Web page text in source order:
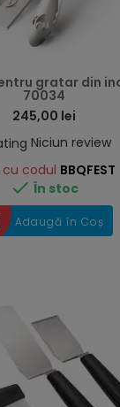
gratar din
70034
245,00 lei
Niciun review
cu codul BBQFEST
 În stoc
Adaugă în Coș